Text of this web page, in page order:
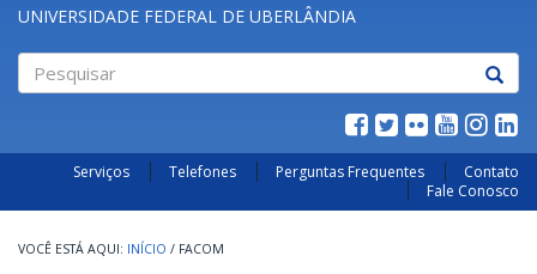
UNIVERSIDADE FEDERAL DE UBERLÂNDIA
Serviços Telefones Perguntas Frequentes
Contato
Fale Conosco
INÍCIO / FACOM